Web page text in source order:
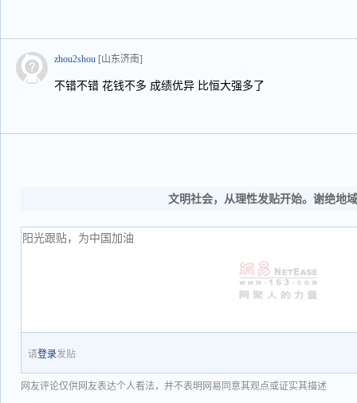
zhou2shou [山东济南]
不错不错 花钱不多 成绩优异 比恒大强多了
文明社会，从理性发贴开始。谢绝地
请登录发贴
网友评论仅供网友表达个人看法，并不表明网易同意其观点或证实其描述